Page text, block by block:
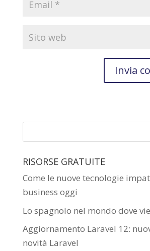
RISORSE GRATUITE
Come le nuove tecnologie
business oggi
Lo spagnolo nel mondo dove
Aggiornamento Laravel 12:
novità Laravel